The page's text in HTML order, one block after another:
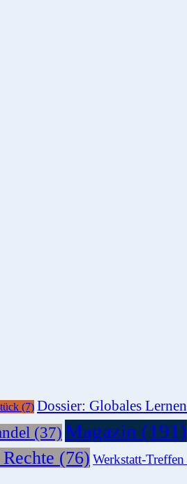
(7) Dossier: Globales Lernen
(37) Magazin (191)
(76) Werkstatt-Treffen